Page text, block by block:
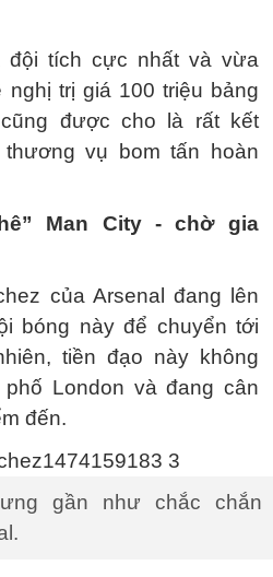
đội tích cực nhất và vừa
trị giá 100 triệu bảng
được cho là rất kết
vụ bom tấn hoàn
Man City - chờ gia
của Arsenal đang lên
bóng này để chuyển tới
tiền đạo này không
London và đang cân
đến.
gần như chắc chắn